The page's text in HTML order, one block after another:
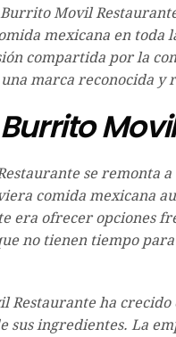
Movil
mexicana en toda
compartida por la
marca reconocida
se remonta
comida mexicana
era ofrecer opciones
no tienen tiempo
Restaurante ha
sus ingredientes. La